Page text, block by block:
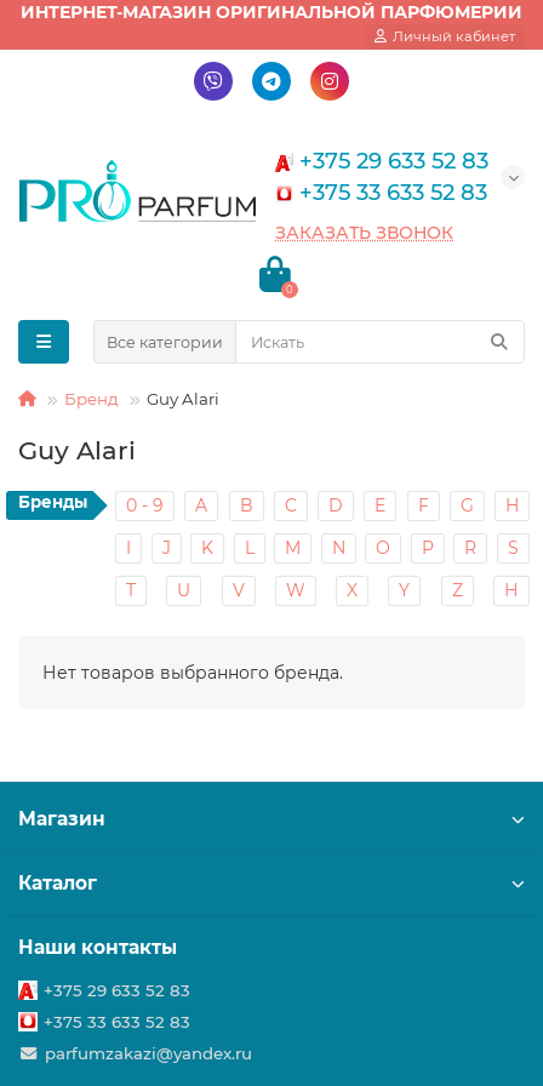
Личный кабинет
ИНТЕРНЕТ-МАГАЗИН ОРИГИНАЛЬНОЙ ПАРФЮМЕРИИ
+375 29 633 52 83
+375 33 633 52 83
ЗАКАЗАТЬ ЗВОНОК
0
Все категории
Бренд Guy Alari
Guy Alari
Бренды 0 - 9 A B C D E F G
H
I
J K L M N O P R
S
T
U V W X Y Z Н
Нет товаров выбранного бренда.
Магазин
Каталог
Наши контакты
+375 29 633 52 83
+375 33 633 52 83
parfumzakazi@yandex.ru